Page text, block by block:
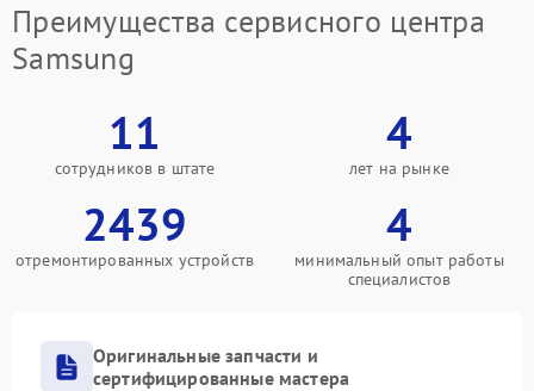
Преимущества сервисного центра
Samsung
11
сотрудников в штате
4
лет на рынке
2439
отремонтированных устройств
4
минимальный опыт работы
специалистов
Оригинальные запчасти и
сертифицированные мастера